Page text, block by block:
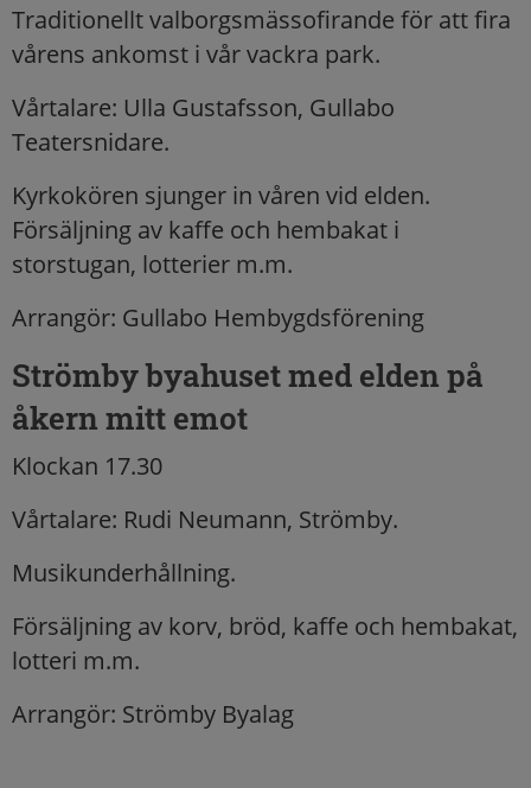
Traditionellt valborgsmässofirande för att fira
vårens ankomst i vår vackra park.
Vårtalare: Ulla Gustafsson, Gullabo
Teatersnidare.
Kyrkokören sjunger in våren vid elden.
Försäljning av kaffe och hembakat i
storstugan, lotterier m.m.
Arrangör: Gullabo Hembygdsförening
Strömby byahuset med elden på
åkern mitt emot
Klockan 17.30
Vårtalare: Rudi Neumann, Strömby.
Musikunderhållning.
Försäljning av korv, bröd, kaffe och hembakat,
lotteri m.m.
Arrangör: Strömby Byalag